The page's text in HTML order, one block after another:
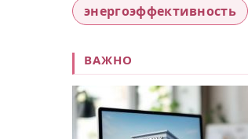
энергоэффективность
ВАЖНО